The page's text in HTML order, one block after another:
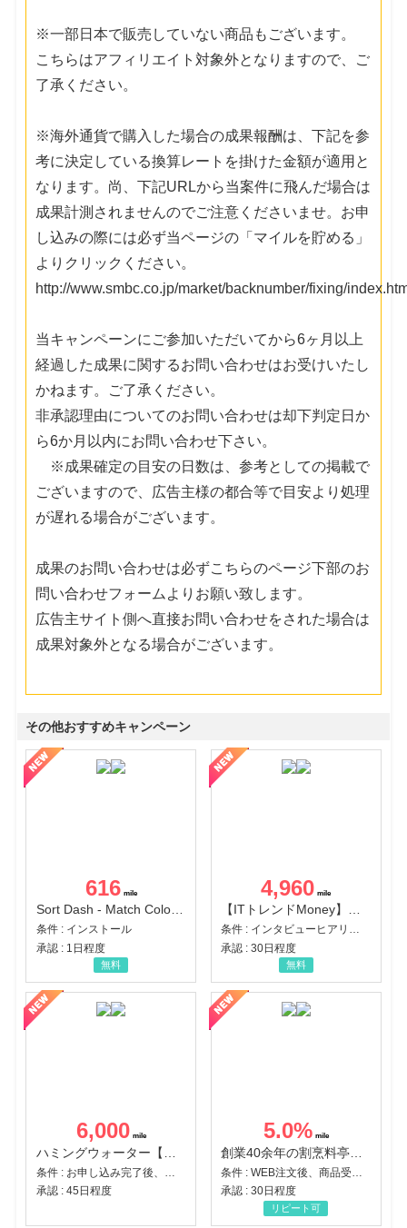
※一部日本で販売していない商品もございます。
こちらはアフィリエイト対象外となりますので、ご
了承ください。
※海外通貨で購入した場合の成果報酬は、下記を参
考に決定している換算レートを掛けた金額が適用と
なります。尚、下記URLから当案件に飛んだ場合は
成果計測されませんのでご注意くださいませ。お申
し込みの際には必ず当ページの「マイルを貯める」
よりクリックください。
http://www.smbc.co.jp/market/backnumber/fixing/
当キャンペーンにご参加いただいてから6ヶ月以上
経過した成果に関するお問い合わせはお受けいたし
かねます。ご了承ください。
非承認理由についてのお問い合わせは却下判定日か
ら6か月以内にお問い合わせ下さい。
※成果確定の目安の日数は、参考としての掲載で
ございますので、広告主様の都合等で目安より処理
が遅れる場合がございます。
成果のお問い合わせは必ずこちらのページ下部のお
問い合わせフォームよりお願い致します。
広告主サイト側へ直接お問い合わせをされた場合は
成果対象外となる場合がございます。
その他おすすめキャンペーン
616
Sort Dash - Match Color Puzzle（チャレンジ11完了）（Android）
条件 : インストール
承認 : 1日程度
無料
4,960
【ITトレンドMoney】相談プロモーション
条件 : インタビューヒアリング完了
承認 : 30日程度
無料
6,000
承認 : 45日程度
5.0%
承認 : 30日程度
リピート可